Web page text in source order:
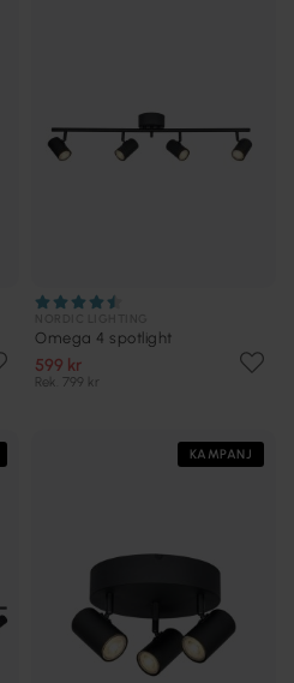
Omega 4 spotlight
599 kr
Rek. 799 kr
KAMPANJ